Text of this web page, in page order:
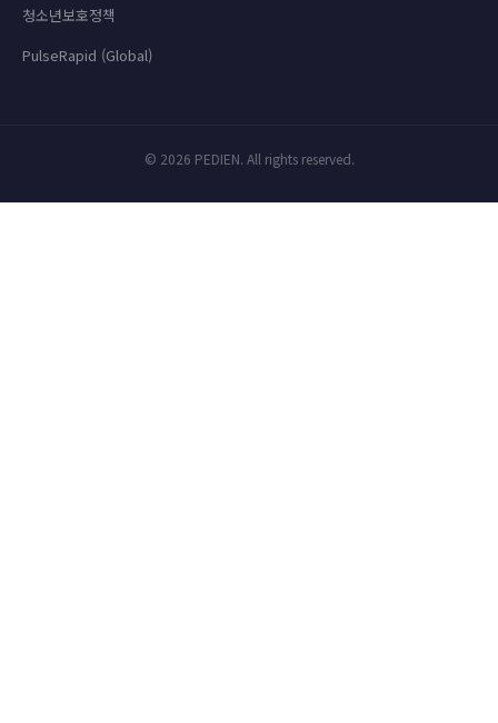
청소년보호정책
PulseRapid (Global)
© 2026 PEDIEN. All rights reserved.